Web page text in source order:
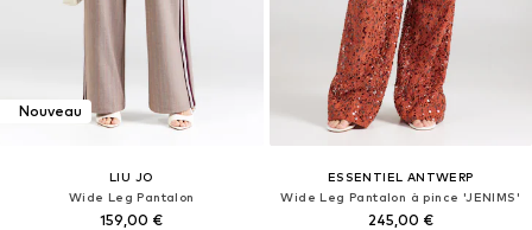
Nouveau
LIU JO
Wide Leg Pantalon
159,00 €
ESSENTIEL ANTWERP
Wide Leg Pantalon à pince 'JENIMS'
245,00 €